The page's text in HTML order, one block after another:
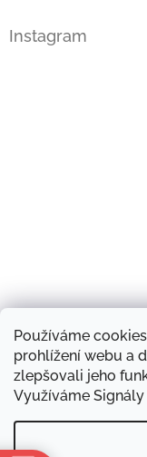
Používáme
prohlížení webu a
zlepšovali jeho
Využíváme Signály
Instagram
Sledovat
Náš obchod a kontakty
Doprava zboží